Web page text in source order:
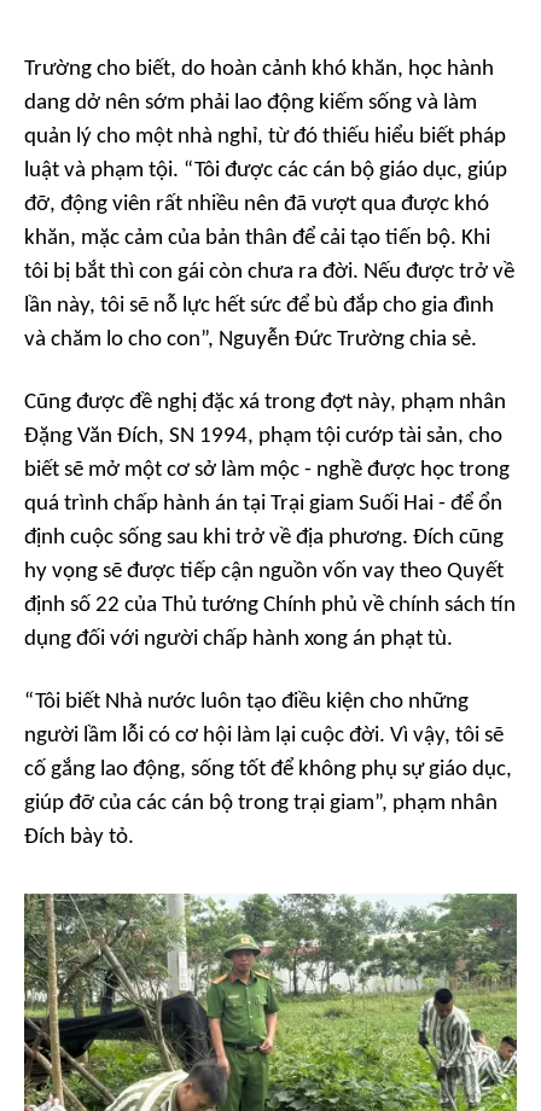
Trường cho biết, do hoàn cảnh khó khăn, học hành
dang dở nên sớm phải lao động kiếm sống và làm
quản lý cho một nhà nghỉ, từ đó thiếu hiểu biết pháp
luật và phạm tội. “Tôi được các cán bộ giáo dục, giúp
đỡ, động viên rất nhiều nên đã vượt qua được khó
khăn, mặc cảm của bản thân để cải tạo tiến bộ. Khi
tôi bị bắt thì con gái còn chưa ra đời. Nếu được trở về
lần này, tôi sẽ nỗ lực hết sức để bù đắp cho gia đình
và chăm lo cho con”, Nguyễn Đức Trường chia sẻ.
Cũng được đề nghị đặc xá trong đợt này, phạm nhân
Đặng Văn Đích, SN 1994, phạm tội cướp tài sản, cho
biết sẽ mở một cơ sở làm mộc - nghề được học trong
quá trình chấp hành án tại Trại giam Suối Hai - để ổn
định cuộc sống sau khi trở về địa phương. Đích cũng
hy vọng sẽ được tiếp cận nguồn vốn vay theo Quyết
định số 22 của Thủ tướng Chính phủ về chính sách tín
dụng đối với người chấp hành xong án phạt tù.
“Tôi biết Nhà nước luôn tạo điều kiện cho những
người lầm lỗi có cơ hội làm lại cuộc đời. Vì vậy, tôi sẽ
cố gắng lao động, sống tốt để không phụ sự giáo dục,
giúp đỡ của các cán bộ trong trại giam”, phạm nhân
Đích bày tỏ.